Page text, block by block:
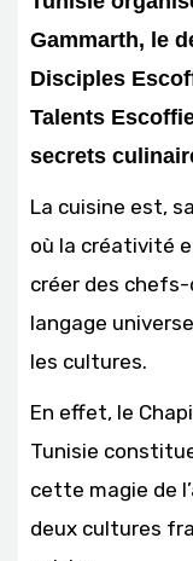
Gammarth, le
Disciples
Talents
secrets
La cuisine est,
où la créativité
créer des
langage
les cultures.
En effet, le
Tunisie
cette magie de
deux cultures